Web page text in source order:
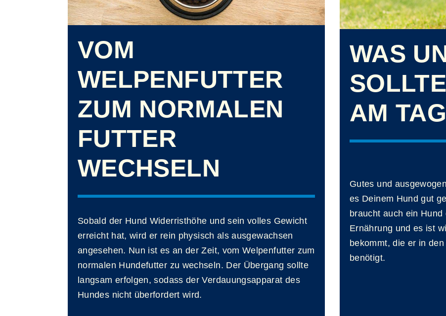
VOM
WELPENFUTTER
ZUM NORMALEN
FUTTER
WECHSELN
Sobald der Hund Widerristhöhe und sein volles Gewicht
erreicht hat, wird er rein physisch als ausgewachsen
angesehen. Nun ist es an der Zeit, vom Welpenfutter zum
normalen Hundefutter zu wechseln. Der Übergang sollte
langsam erfolgen, sodass der Verdauungsapparat des
Hundes nicht überfordert wird.
WAS
AM
Gutes und
es Deinem Hund gut
braucht auch ein
Ernährung und es ist
bekommt, die er in
benötigt.